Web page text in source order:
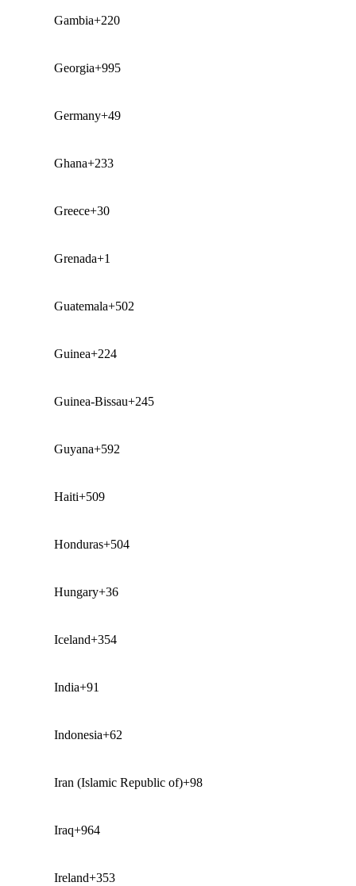
Gambia+220
Georgia+995
Germany+49
Ghana+233
Greece+30
Grenada+1
Guatemala+502
Guinea+224
Guinea-Bissau+245
Guyana+592
Haiti+509
Honduras+504
Hungary+36
Iceland+354
India+91
Indonesia+62
Iran (Islamic Republic of)+98
Iraq+964
Ireland+353